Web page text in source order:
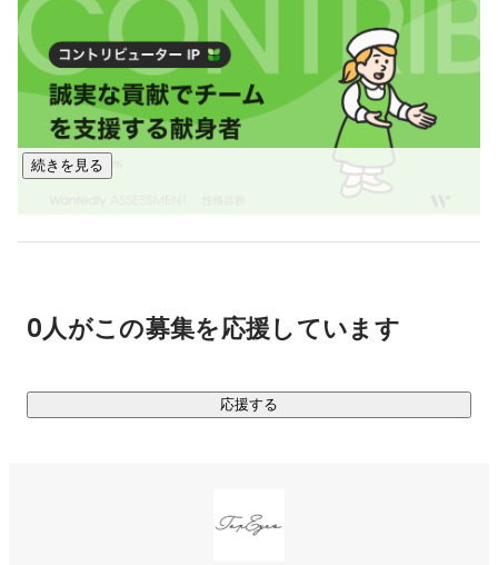
・2022年：年商10億円
・2023年：年商35億円
・2024年：年商50億円
・2025年：年商75億円
・2026年：年商100億円達成へ
1人当たり2億円以上の売上を創出している会社です！
属人的な気合ではなく、再現性あるマーケ・運用の仕組みで
・購入者20万人以上、累計150万個出荷を誇るタレントプロ
デュース商品
得した活力サプリ
・台湾で人気沸騰中の酵素ドリンク
続きを見る
0人がこの募集を応援しています
応援する